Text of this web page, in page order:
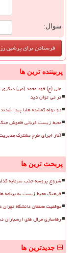
سوال:
پربیننده ترین ها
علی (ع) خود محمد (ص) دیگری
تر می توان دید
دو توله گمشده هلیا پیدا شدند
محیط زیست قربانی خاموش
آغاز اجرای طرح مشترک
پربحث ترین ها
شروع پروسه جذب سرمایه گذار برای
فرهنگ محیط زیست به برنامه
موفقیت محققان دانشگاه
رهاسازی مرال های ارسباران
جدیدترین ها